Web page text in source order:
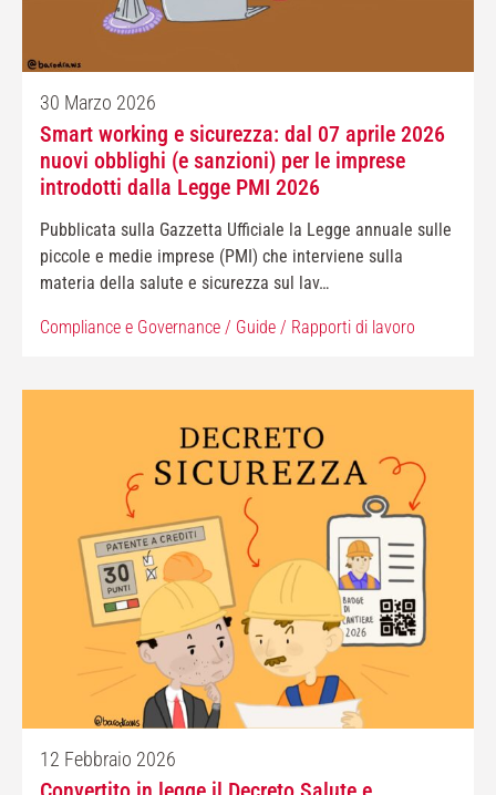
30 Marzo 2026
Smart working e sicurezza: dal 07 aprile 2026
nuovi obblighi (e sanzioni) per le imprese
introdotti dalla Legge PMI 2026
Pubblicata sulla Gazzetta Ufficiale la Legge annuale sulle
piccole e medie imprese (PMI) che interviene sulla
materia della salute e sicurezza sul lav…
Compliance e Governance / Guide / Rapporti di lavoro
12 Febbraio 2026